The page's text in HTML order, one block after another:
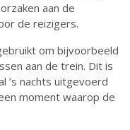
aan de
de reizigers.
om bijvoorbeeld
aan de trein. Dit is
’s nachts uitgevoerd
moment waarop de